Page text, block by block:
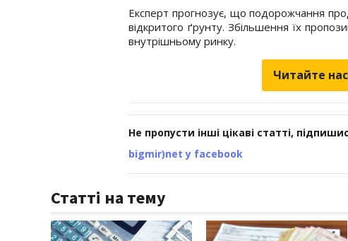
Експерт прогнозує, що подорожчання
відкритого ґрунту. Збільшення їх
внутрішньому ринку.
Читайте
Не пропусти інші цікаві статті,
bigmir)net у facebook
Статті на тему